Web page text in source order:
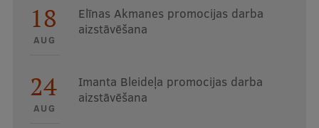
18
AUG
Elīnas Akmanes promocijas darba
aizstāvēšana
24
AUG
Imanta Bleideļa promocijas darba
aizstāvēšana